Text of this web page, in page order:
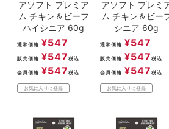
アソフト プレミア
ム チキン＆ビーフ
ハイシニア 60g
通常価格 ¥547
販売価格 ¥547 税込
会員価格 ¥547 税込
お気に入りに登録
アソフト プレミ
ム チキン＆ビー
シニア 60g
通常価格 ¥547
販売価格 ¥547 税込
会員価格 ¥547 税込
お気に入りに登録